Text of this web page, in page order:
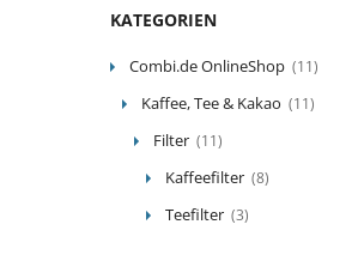
KATEGORIEN
Combi.de OnlineShop (11)
Kaffee, Tee & Kakao (11)
Filter (11)
Kaffeefilter (8)
Teefilter (3)